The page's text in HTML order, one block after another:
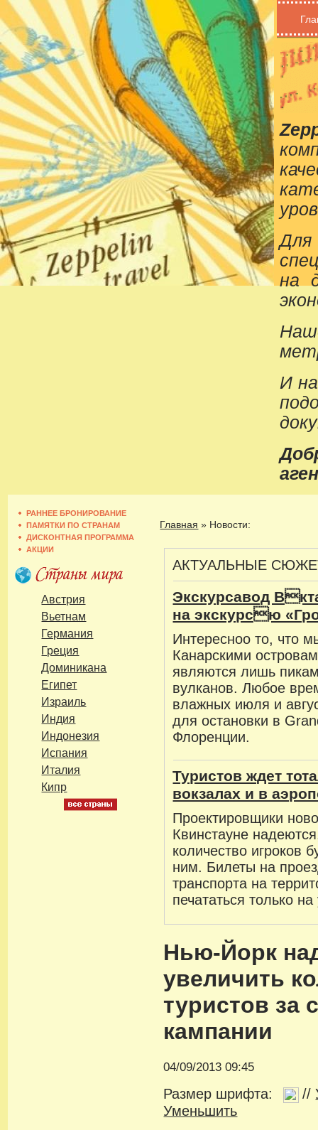
на
И
РАННЕЕ БРОНИРОВАНИЕ
ПАМЯТКИ ПО СТРАНАМ
ДИСКОНТНАЯ ПРОГРАММА
АКЦИИ
Австрия
Вьетнам
Германия
Греция
Доминикана
Египет
Израиль
Индия
Индонезия
Испания
Италия
Кипр
Главная » Новости:
АКТУАЛЬНЫЕ
Экскурсавод
на экскурсю
Интересноо то, что
Канарскими
являются лишь
вулканов. Любое
влажных июля и
для остановки в
Флоренции.
Туристов ждет
вокзалах и в
Проектировщики
Квинстауне
количество игроков
ним. Билеты на
транспорта на
печататься только
Нью-Йорк
увеличить
туристов за
кампании
04/09/2013 09:45
Размер шрифта: //
Уменьшить